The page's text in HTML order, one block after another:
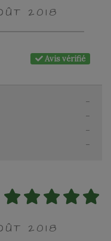
2018
Avis vérifié
-
-
-
-
2018